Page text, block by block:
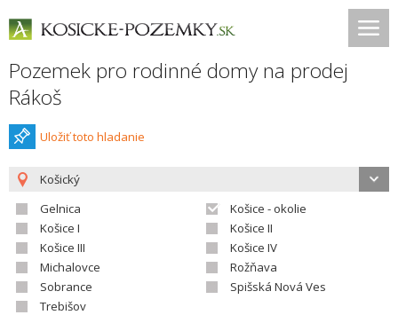
Pozemek pro rodinné domy na prodej
Rákoš
Uložiť toto hladanie
Košický
Gelnica
Košice - okolie
Košice I
Košice II
Košice III
Košice IV
Michalovce
Rožňava
Sobrance
Spišská Nová Ves
Trebišov